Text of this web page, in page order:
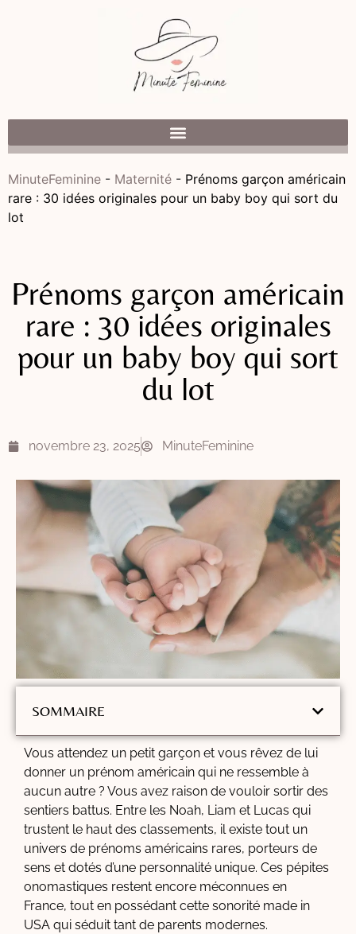
MinuteFeminine - Maternité - Prénoms garçon américain
rare : 30 idées originales pour un baby boy qui sort du
lot
Prénoms garçon américain
rare : 30 idées originales
pour un baby boy qui sort
du lot
novembre 23, 2025 MinuteFeminine
SOMMAIRE
Vous attendez un petit garçon et vous rêvez de lui
donner un prénom américain qui ne ressemble à
aucun autre ? Vous avez raison de vouloir sortir des
sentiers battus. Entre les Noah, Liam et Lucas qui
trustent le haut des classements, il existe tout un
univers de prénoms américains rares, porteurs de
sens et dotés d’une personnalité unique. Ces pépites
onomastiques restent encore méconnues en
France, tout en possédant cette sonorité made in
USA qui séduit tant de parents modernes.